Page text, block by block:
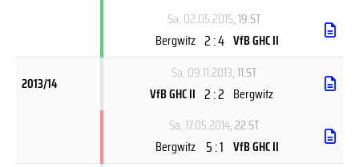
Sa, 02.05.2015, 19.ST
Bergwitz 2 : 4 VfB GHC II
2013/14
Sa, 09.11.2013, 11.ST
VfB GHC II 2 : 2 Bergwitz
Sa, 17.05.2014, 22.ST
Bergwitz 5 : 1 VfB GHC II